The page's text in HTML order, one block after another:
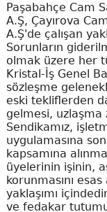
Paşabahçe Cam
A.Ş, Çayırova
A.Ş'de çalışan
Sorunların
olmak üzere her
Kristal-İş Genel
sözleşme
eski tekliflerden
gelmesi, uzlaşma
Sendikamız,
uygulamasına
kapsamına
üyelerinin işinin,
korunmasını
yaklaşımı
ve fedakar